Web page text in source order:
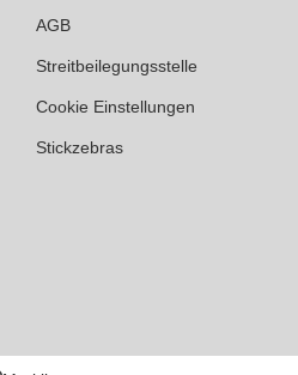
AGB
Streitbeilegungsstelle
Cookie Einstellungen
Stickzebras